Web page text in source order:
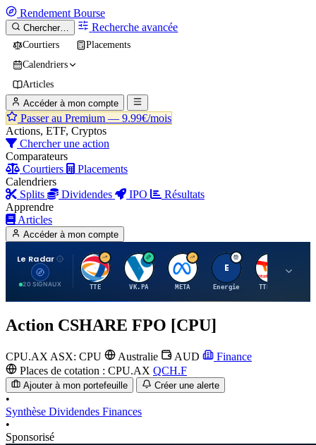
Rendement Bourse
Chercher… Recherche avancée
Courtiers
Placements
Calendriers
Articles
Accéder à mon compte
Passer au Premium — 9.99€/mois
Actions, ETF, Cryptos
Chercher une action
Comparateurs
Courtiers
Placements
Calendriers
Splits
Dividendes IPO
Résultats
Apprendre
Articles
Accéder à mon compte
Le Radar
20 SIGNAUX
T
TTE
V
VK.PA
M
META
E
Energie
T
TTE.PA
Action CSHARE FPO [CPU]
CPU.AX ASX: CPU Australie AUD
Finance
Places de cotation : CPU.AX QCH.F
Ajouter à mon portefeuille Créer une alerte
•
Synthèse Dividendes Finances
•
Sponsorisé